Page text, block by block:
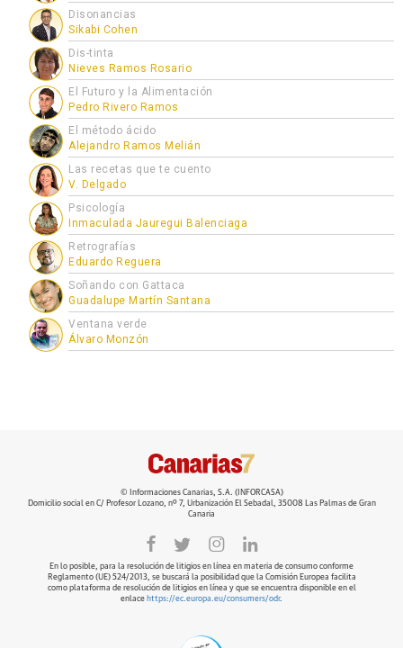
Disonancias
Sikabi Cohen
Dis-tinta
Nieves Ramos Rosario
El Futuro y la Alimentación
Pedro Rivero Ramos
El método ácido
Alejandro Ramos Melián
Las recetas que te cuento
V. Delgado
Psicología
Inmaculada Jauregui Balenciaga
Retrografías
Eduardo Reguera
Soñando con Gattaca
Guadalupe Martín Santana
Ventana verde
Álvaro Monzón
© Informaciones Canarias, S.A. (INFORCASA)
Domicilio social en C/ Profesor Lozano, nº 7, Urbanización El Sebadal, 35008 Las Palmas de Gran
Canaria
En lo posible, para la resolución de litigios en línea en materia de consumo conforme
Reglamento (UE) 524/2013, se buscará la posibilidad que la Comisión Europea facilita
como plataforma de resolución de litigios en línea y que se encuentra disponible en el
enlace https://ec.europa.eu/consumers/odr.